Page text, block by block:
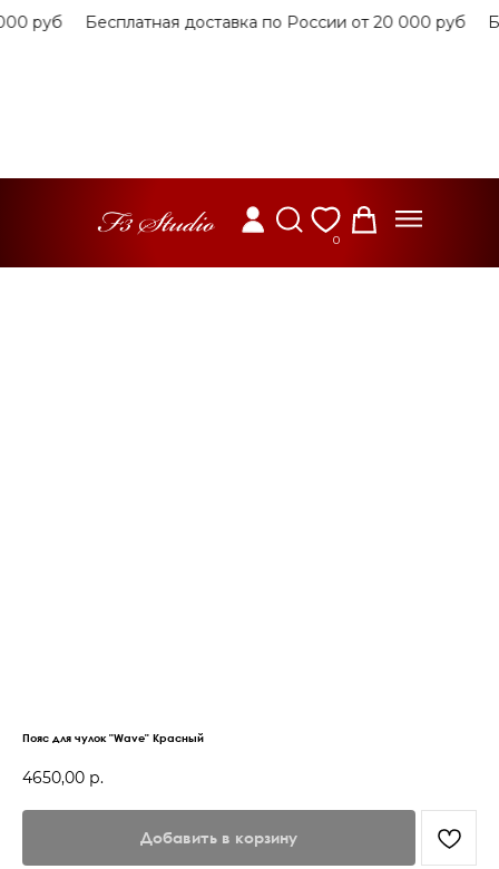
руб Бесплатная доставка по России от 20 000 руб
0
Пояс для чулок "Wave" Красный
4650,00 р.
Добавить в корзину